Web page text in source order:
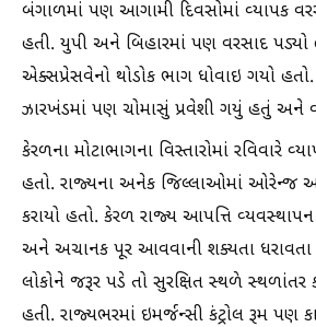
બંગાળમાં પણ આગામી દિવસોમાં વ્યાપક
હતી. યુપી અને બિહારમાં પણ વરસાદ પડ્યો
એક્સપ્રેસવેનો થોડોક ભાગ ધોવાઇ ગયો
ઝારખંડમાં પણ ચોમાસું પ્રવેશી ગયું હતું અને
કેરળના મોટાભાગના વિસ્તારોમાં રવિવારે
હતો. રાજ્યના અનેક જિલ્લાઓમાં ઓરેન્જ
કરાયો હતો. કેરળ રાજ્ય આપત્તિ
અને અચાનક પૂર આવવાની શક્યતા ધરાવતા
લોકોને જરૂર પડે તો સુરક્ષિત સ્થળે સ્થળાંતર
હતી. રાજ્યભરમાં ઇમર્જન્સી કંટ્રોલ રૂમ પણ